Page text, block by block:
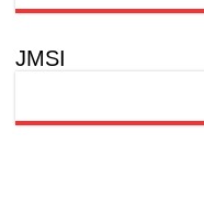
JMSI